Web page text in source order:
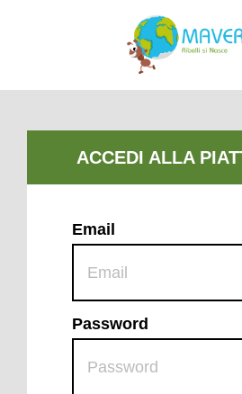
Email
Password